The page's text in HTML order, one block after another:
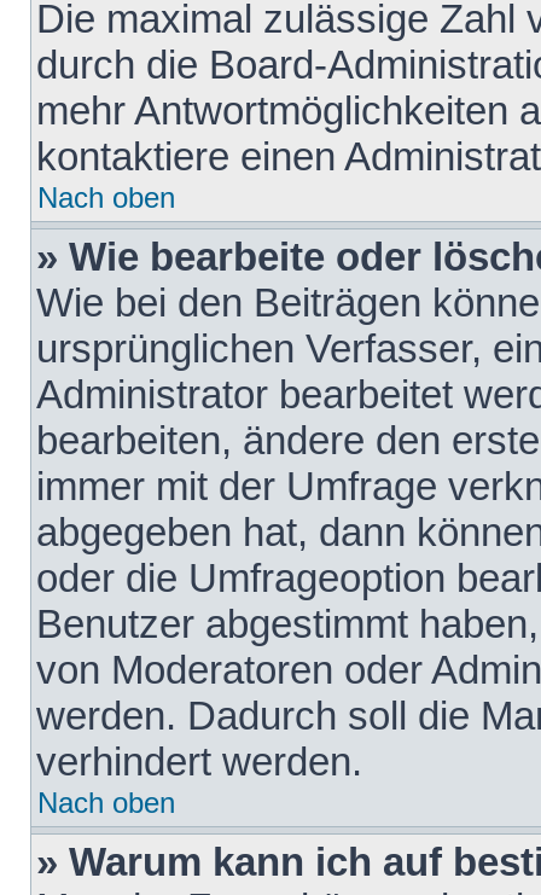
Die maximal zulässige Zahl
durch die Board-
mehr Antwortmöglichkeiten
kontaktiere einen
Nach oben
» Wie bearbeite oder
Wie bei den Beiträgen
ursprünglichen Verfasser,
Administrator bearbeitet
bearbeiten, ändere den
immer mit der Umfrage
abgegeben hat, dann
oder die Umfrageoption
Benutzer abgestimmt
von Moderatoren oder
werden. Dadurch soll die
verhindert werden.
Nach oben
» Warum kann ich auf